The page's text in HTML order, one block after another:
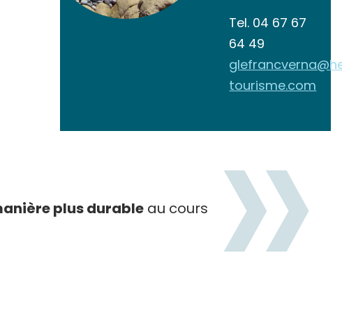
Tel. 04 67 67
64 49
tourisme.com
plus durable au cours